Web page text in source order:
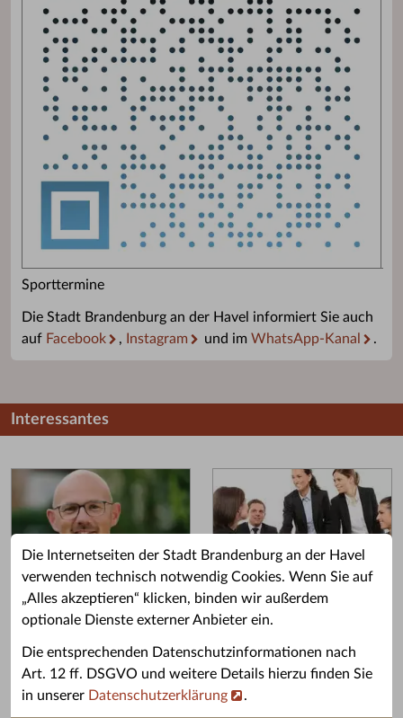
Die Internetseiten der Stadt Brandenburg an der Havel
verwenden technisch notwendig Cookies. Wenn Sie auf
„Alles akzeptieren“ klicken, binden wir außerdem
optionale Dienste externer Anbieter ein.
Die entsprechenden Datenschutzinformationen nach
Art. 12 ff. DSGVO und weitere Details hierzu finden Sie
in unserer Datenschutzerklärung .
Sporttermine
Die Stadt Brandenburg an der Havel informiert Sie auch
auf Facebook , Instagram und im WhatsApp-Kanal .
Interessantes
Grußwort des OB